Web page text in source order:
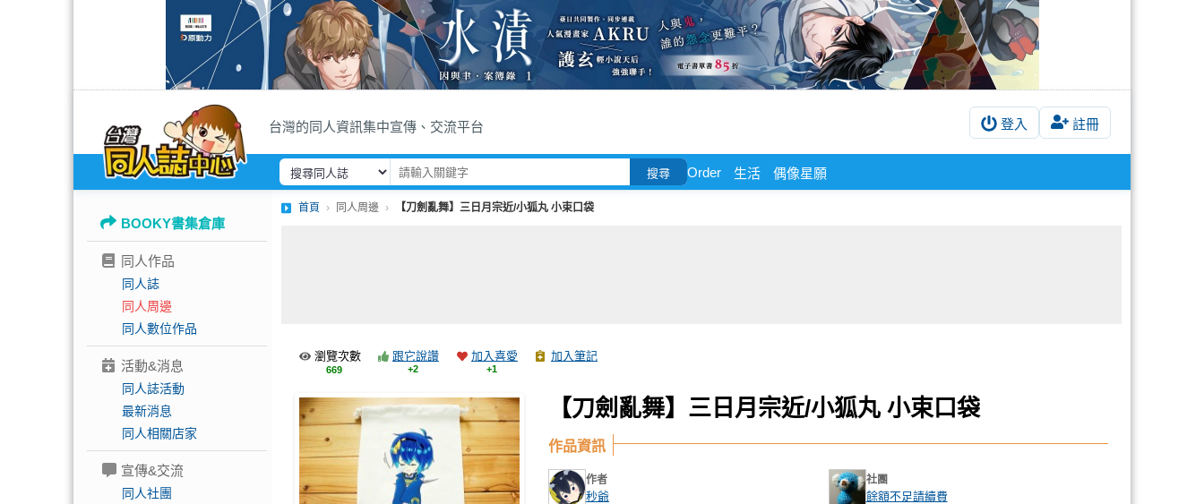
台灣的同人資訊集中宣傳、交流平台 登入 註冊
搜尋 Order 生活 偶像星願
BOOKY書集倉庫
同人作品
同人誌
同人周邊
同人數位作品
活動&消息
同人誌活動
最新消息
同人相關店家
宣傳&交流
同人社團
首頁 同人周邊 【刀劍亂舞】三日月宗近/小狐丸 小束口袋
瀏覽次數
669
跟它說讚
+2
加入喜愛
+1
加入筆記
【刀劍亂舞】三日月宗近/小狐丸 小束口袋
作品資訊
作者
秒爺
社團
餘額不足請續費